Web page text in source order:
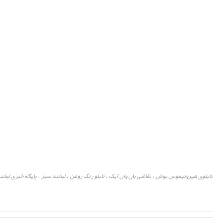
تابلوی هیرونیموس بوش،نقاشی یان وان آیک ،تابلو رنگ روغن،لبخند سبز ،پایگاه خبری